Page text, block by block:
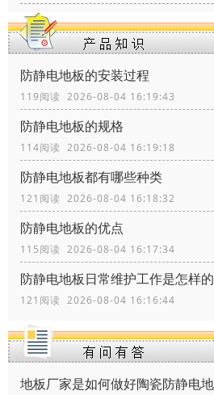
防静电地板的安装过程
119阅读 2026-08-04 16:19:43
防静电地板的规格
114阅读 2026-08-04 16:19:18
防静电地板都有哪些种类
121阅读 2026-08-04 16:18:32
防静电地板的优点
115阅读 2026-08-04 16:17:34
防静电地板日常维护工作是怎样的
121阅读 2026-08-04 16:16:44